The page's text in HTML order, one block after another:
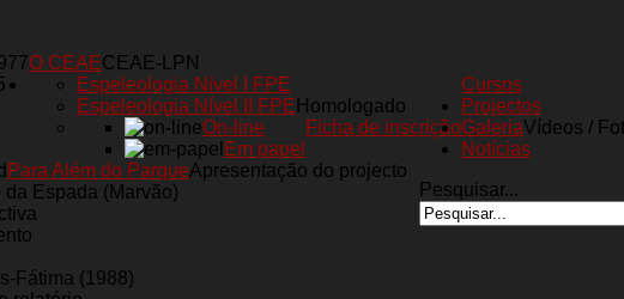
O CEAECEAE-LPN
Cursos
Espeleologia Nível I FPE
Espeleologia Nível II FPE Homologado
Ficha de inscrição
On-line
Em papel
Projectos
Para Além do ParqueApresentação do projecto
da Espada (Marvão)
Fátima (1988)
GaleriaVídeos /
Notícias
Pesquisar...